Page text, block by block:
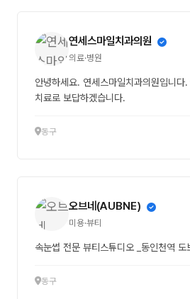
연세스마일치과의원
의료·병원
안녕하세요. 연세스마일치과의원입니다
치료로 보답하겠습니다.
동구
오브네(AUBNE)
미용·뷰티
속눈썹 전문 뷰티스튜디오 _동인천역
동구